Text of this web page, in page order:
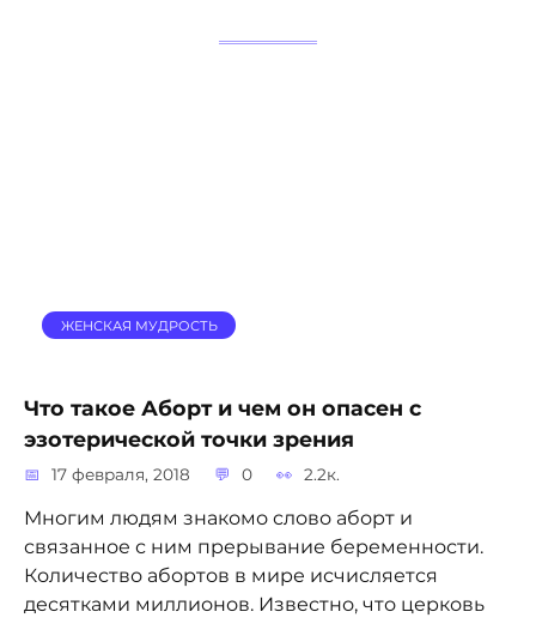
ЖЕНСКАЯ МУДРОСТЬ
Что такое Аборт и чем он опасен с
эзотерической точки зрения
17 февраля, 2018 0 2.2к.
Многим людям знакомо слово аборт и
связанное с ним прерывание беременности.
Количество абортов в мире исчисляется
десятками миллионов. Известно, что церковь